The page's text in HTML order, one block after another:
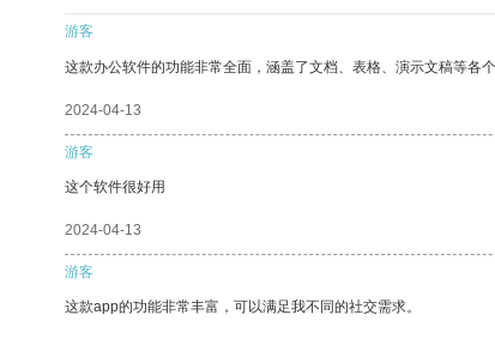
游客
这款办公软件的功能非常全面，涵盖了文档、表格、演示文稿等各
2024-04-13
游客
这个软件很好用
2024-04-13
游客
这款app的功能非常丰富，可以满足我不同的社交需求。